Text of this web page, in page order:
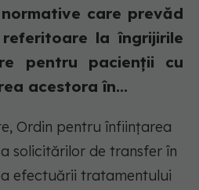
care prevăd
la îngrijirile
pentru pacienții cu
acestora în...
Ordin pentru înființarea
solicitărilor de transfer în
efectuării tratamentului